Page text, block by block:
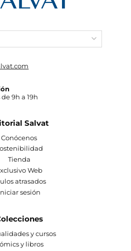
9h a 19h
Salvat
Conócenos
Tienda
Web
atrasados
sesión
y cursos
y libros